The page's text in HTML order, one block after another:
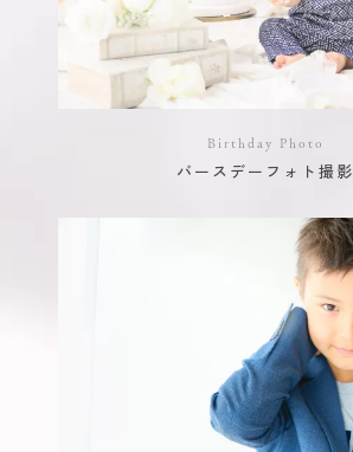
Birthday Photo
バースデーフォト撮影